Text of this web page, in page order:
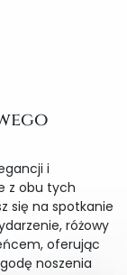
i
z obu tych
się na spotkanie
różowy
oferując
noszenia